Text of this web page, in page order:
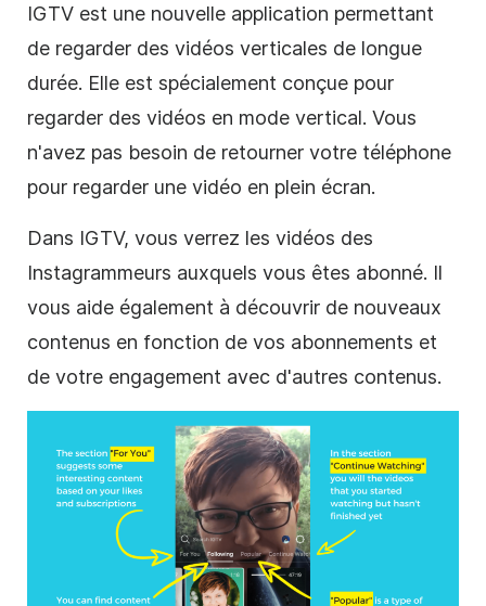
IGTV est une nouvelle application permettant
de regarder des vidéos verticales de longue
durée. Elle est spécialement conçue pour
regarder des vidéos en mode vertical. Vous
n'avez pas besoin de retourner votre téléphone
pour regarder une vidéo en plein écran.
Dans IGTV, vous verrez les vidéos des
Instagrammeurs auxquels vous êtes abonné. Il
vous aide également à découvrir de nouveaux
contenus en fonction de vos abonnements et
de votre engagement avec d'autres contenus.